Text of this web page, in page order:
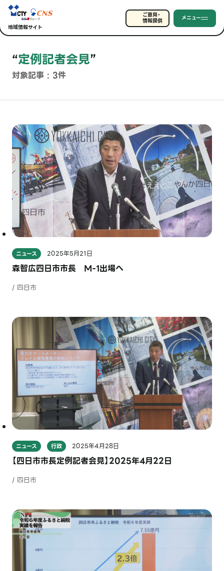
地域情報サイト
ご意見・
情報提供 メニュー
“定例記者会見”
対象記事 : 3件
ニュース 2025年5月21日
森智広四日市市長 M-1出場へ
/ 四日市
ニュース 行政 2025年4月28日
【四日市市長定例記者会見】2025年4月22日
/ 四日市